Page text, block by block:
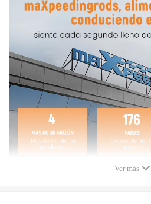
Presión de aire recomendada:
y 75 PSI (con carga)
Colocación en el vehículo:
Longitud, anchura y altura del
Peso del paquete: 14,32kg
Bolsas de muelle de aire:
Carrera: 140mm
Max. Extendido: 230mm
Mín. Comprimido: 90mm
Presión de funcionamiento :Ver más